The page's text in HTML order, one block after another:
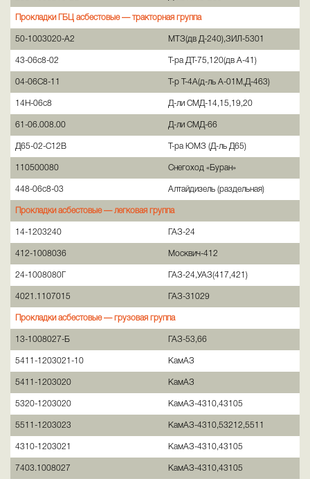
Прокладки ГБЦ асбестовые — тракторная группа
50-1003020-А2 МТЗ(дв Д-240),ЗИЛ-5301
43-06c8-02 Т-ра ДТ-75,120(дв А-41)
04-06С8-11 Т-р Т-4А(д-ль А-01М,Д-463)
14Н-06с8 Д-ли СМД-14,15,19,20
61-06.008.00 Д-ли СМД-66
Д65-02-С12В Т-ра ЮМЗ (Д-ль Д65)
110500080 Снегоход «Буран»
448-06с8-03 Алтайдизель (раздельная)
Прокладки асбестовые — легковая группа
14-1203240 ГАЗ-24
412-1008036 Москвич-412
24-1008080Г ГАЗ-24,УАЗ(417,421)
4021.1107015 ГАЗ-31029
Прокладки асбестовые — грузовая группа
13-1008027-Б ГАЗ-53,66
5411-1203021-10 КамАЗ
5411-1203020 КамАЗ
5320-1203020 КамАЗ-4310,43105
5511-1203023 КамАЗ-4310,53212,5511
4310-1203021 КамАЗ-4310,43105
7403.1008027 КамАЗ-4310,43105